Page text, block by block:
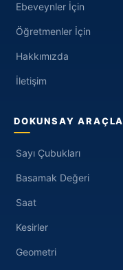
Ebeveynler İçin
Öğretmenler İçin
Hakkımızda
İletişim
DOKUNSAY
Sayı Çubukları
Basamak Değeri
Saat
Kesirler
Geometri